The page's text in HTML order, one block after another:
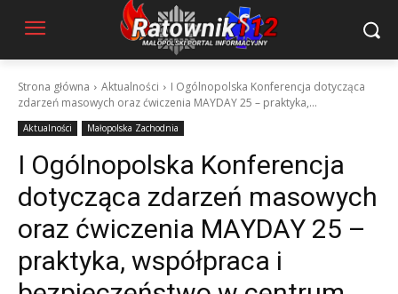
Strona główna Aktualności
I Ogólnopolska Konferencja dotycząca
zdarzeń masowych oraz ćwiczenia MAYDAY 25 – praktyka,...
Aktualności Małopolska Zachodnia
I Ogólnopolska Konferencja
dotycząca zdarzeń masowych
oraz ćwiczenia MAYDAY 25 –
praktyka, współpraca i